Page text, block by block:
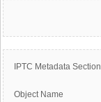
IPTC Metadata Section
Object Name